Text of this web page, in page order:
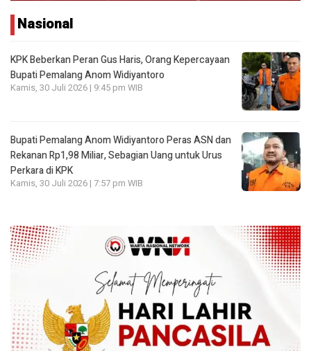
Nasional
KPK Beberkan Peran Gus Haris, Orang Kepercayaan
Bupati Pemalang Anom Widiyantoro
Kamis, 30 Juli 2026 | 9:45 pm WIB
Bupati Pemalang Anom Widiyantoro Peras ASN dan
Rekanan Rp1,98 Miliar, Sebagian Uang untuk Urus
Perkara di KPK
Kamis, 30 Juli 2026 | 7:57 pm WIB